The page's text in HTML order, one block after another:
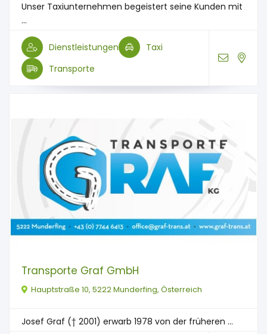
Unser Taxiunternehmen begeistert seine Kunden mit
...
Dienstleistungen
Taxi
Transporte
Transporte Graf GmbH
Hauptstraße 10, 5222 Munderfing, Österreich
Josef Graf († 2001) erwarb 1978 von der früheren ...